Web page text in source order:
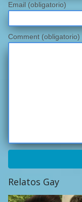
Email (obligatorio)
Comment (obligatorio)
Relatos Gay